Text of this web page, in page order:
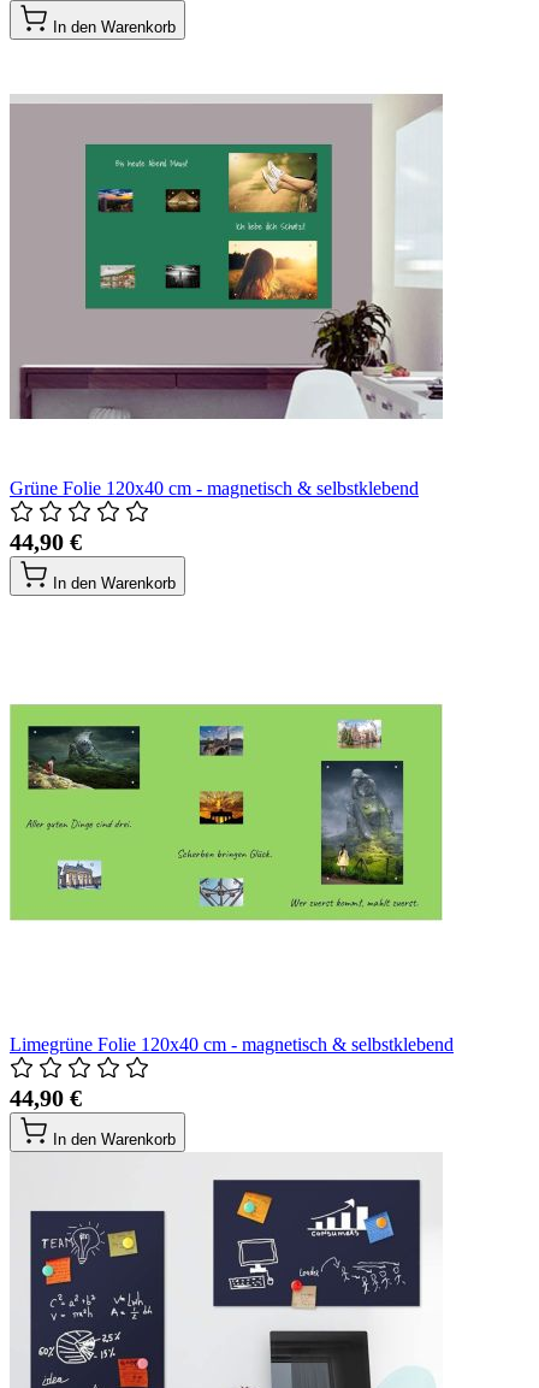
In den Warenkorb
Grüne Folie 120x40 cm - magnetisch & selbstklebend
44,90 €
In den Warenkorb
Limegrüne Folie 120x40 cm - magnetisch & selbstklebend
44,90 €
In den Warenkorb